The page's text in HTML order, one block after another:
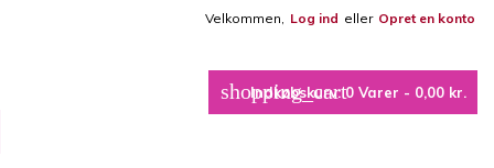
Velkommen, Log ind eller Opret en konto
shopping_cart
Indkøbskurv: 0 Varer - 0,00 kr.